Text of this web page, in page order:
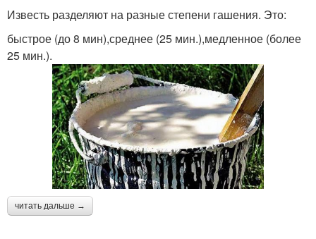
Известь разделяют на разные степени гашения. Это:
быстрое (до 8 мин),среднее (25 мин.),медленное (более
25 мин.).
читать дальше →